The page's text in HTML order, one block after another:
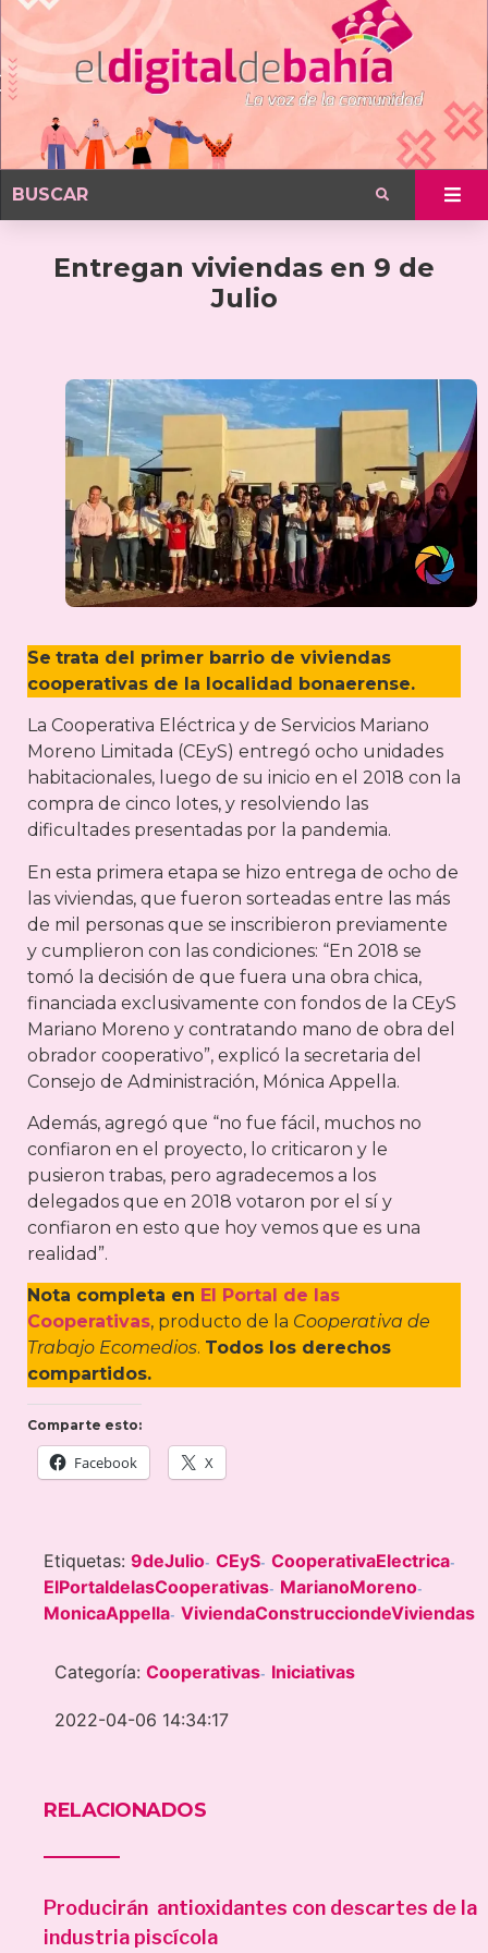
Entregan viviendas en 9 de
Julio
Se trata del primer barrio de viviendas
cooperativas de la localidad bonaerense.
La Cooperativa Eléctrica y de Servicios Mariano
Moreno Limitada (CEyS) entregó ocho unidades
habitacionales, luego de su inicio en el 2018 con la
compra de cinco lotes, y resolviendo las
dificultades presentadas por la pandemia.
En esta primera etapa se hizo entrega de ocho de
las viviendas, que fueron sorteadas entre las más
de mil personas que se inscribieron previamente
y cumplieron con las condiciones: “En 2018 se
tomó la decisión de que fuera una obra chica,
financiada exclusivamente con fondos de la CEyS
Mariano Moreno y contratando mano de obra del
obrador cooperativo”, explicó la secretaria del
Consejo de Administración, Mónica Appella.
Además, agregó que “no fue fácil, muchos no
confiaron en el proyecto, lo criticaron y le
pusieron trabas, pero agradecemos a los
delegados que en 2018 votaron por el sí y
confiaron en esto que hoy vemos que es una
realidad”.
Nota completa en El Portal de las
Cooperativas, producto de la Cooperativa de
Trabajo Ecomedios. Todos los derechos
compartidos.
Comparte esto:
Facebook X
Etiquetas: 9deJulio- CEyS- CooperativaElectrica-
ElPortaldelasCooperativas- MarianoMoreno-
MonicaAppella- ViviendaConstrucciondeViviendas
Categoría: Cooperativas- Iniciativas
2022-04-06 14:34:17
RELACIONADOS
Producirán antioxidantes con descartes de la
industria piscícola